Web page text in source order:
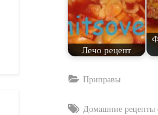
Лечо рецепт
Приправы
Tags:
Домашние рецепты